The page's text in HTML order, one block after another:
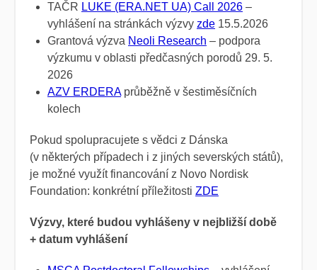
TAČR LUKE (ERA.NET UA) Call 2026 –
vyhlášení na stránkách výzvy zde 15.5.2026
Grantová výzva Neoli Research – podpora
výzkumu v oblasti předčasných porodů 29. 5.
2026
AZV ERDERAprůběžně v šestiměsíčních
kolech
Pokud spolupracujete s vědci z Dánska
(v některých případech i z jiných severských států),
je možné využít financování z Novo Nordisk
Foundation: konkrétní příležitosti ZDE
Výzvy, které budou vyhlášeny v nejbližší době
+ datum vyhlášení